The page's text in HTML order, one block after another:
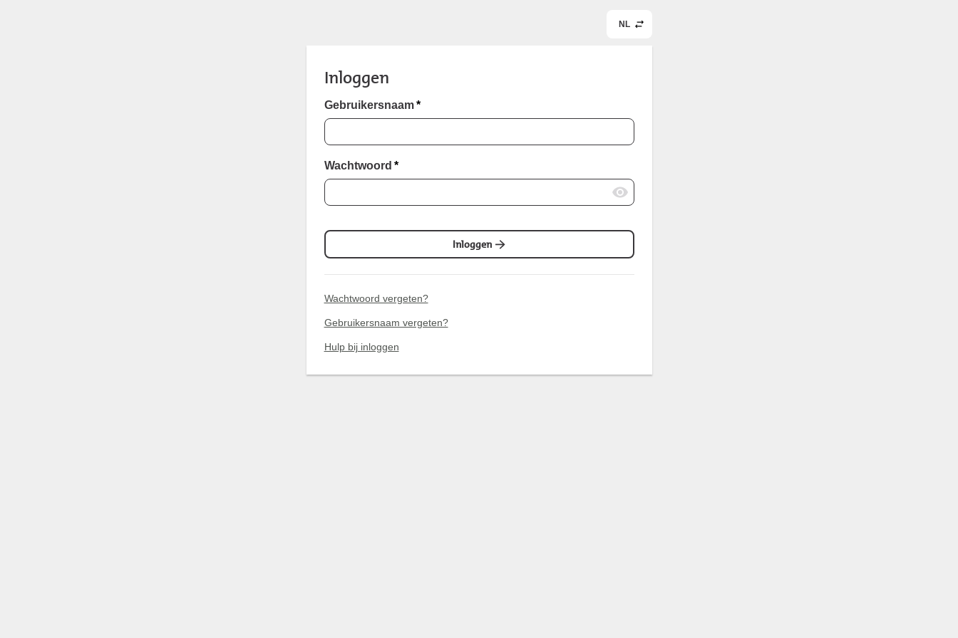
NL
Inloggen
Gebruikersnaam *
Wachtwoord *
Inloggen
Wachtwoord vergeten?
Gebruikersnaam vergeten?
Hulp bij inloggen